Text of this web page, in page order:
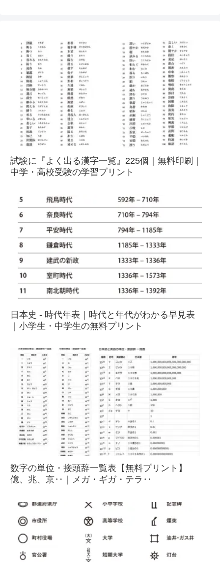
試験に『よく出る漢字一覧』225個｜無料印刷｜
中学・高校受験の学習プリント
日本史 - 時代年表｜時代と年代がわかる早見表
｜小学生・中学生の無料プリント
数字の単位・接頭辞一覧表【無料プリント】
億、兆、京‥｜メガ・ギガ・テラ‥